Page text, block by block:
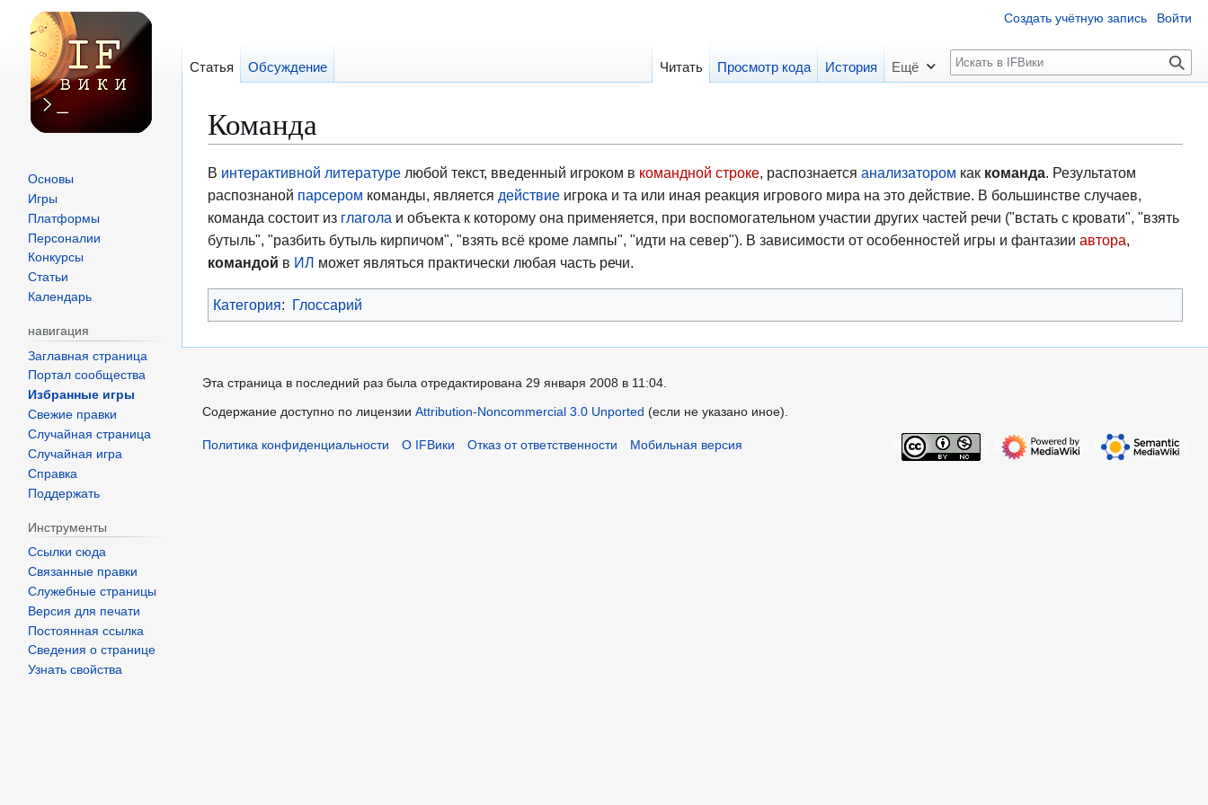
Команда
Перейти
к
навигации
Перейти
к
поиску
В интерактивной литературелюбой текст, введенный игроком в командной строке, распознается анализатором как команда. Результатом
распознаной парсером команды, является действиеигрока и та или иная реакция игрового мира на это действие. В большинстве случаев,
команда состоит из глагола и объекта к которому она применяется, при воспомогательном участии других частей речи ("встать с кровати", "взять
бутыль", "разбить бутыль кирпичом", "взять всё кроме лампы", "идти на север"). В зависимости от особенностей игры и фантазии автора,
командой в ИЛ может являться практически любая часть речи.
Категория: Глоссарий
Создать учётную запись Войти
Статья Обсуждение Читать Просмотр кода История Ещё
П
о
к
Основы
Игры
Платформы
Персоналии
Конкурсы
Статьи
Календарь
навигация
Заглавная страница
Портал сообщества
Избранные игры
Свежие правки
Случайная страница
Случайная игра
Справка
Поддержать
Инструменты
Ссылки сюда
Связанные правки
Служебные страницы
Версия для печати
Постоянная ссылка
Сведения о странице
Узнать свойства
Эта страница в последний раз была отредактирована 29 января 2008 в 11:04.
Содержание доступно по лицензииAttribution-Noncommercial 3.0 Unported (если не указано иное).
Политика конфиденциальности О IFВики Отказ от ответственности Мобильная версия